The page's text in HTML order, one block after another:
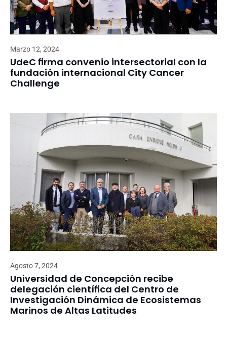
Marzo 12, 2024
UdeC firma convenio intersectorial con la
fundación internacional City Cancer
Challenge
Agosto 7, 2024
Universidad de Concepción recibe
delegación científica del Centro de
Investigación Dinámica de Ecosistemas
Marinos de Altas Latitudes